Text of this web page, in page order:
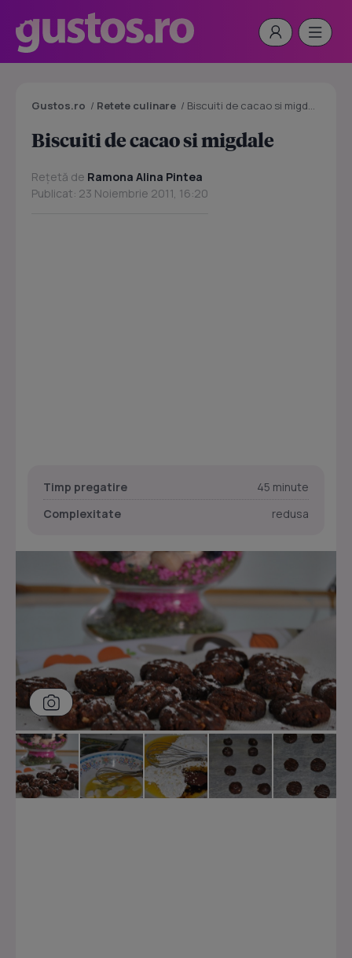
Gustos.ro / Retete culinare / Biscuiti de cacao si migdale
Biscuiti de cacao si migdale
Rețetă de Ramona Alina Pintea
Publicat: 23 Noiembrie 2011, 16:20
Timp pregatire
45 minute
Complexitate
redusa